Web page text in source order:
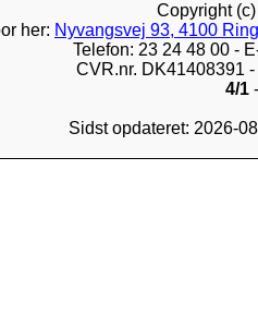
Copyright
her: Nyvangsvej 93, 4100
Telefon: 23 24 48 00 -
CVR.nr. DK41408391
4/1
Sidst opdateret: 2026-